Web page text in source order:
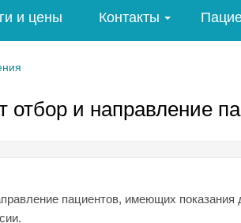
и цены Контакты
отбор и направление
пациентов, имеющих